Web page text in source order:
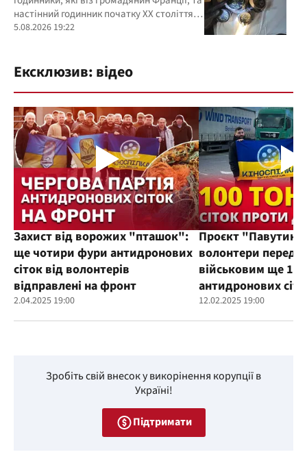
настінний годинник початку ХХ століття,
знайдений в автомобілі українця
5.08.2026 19:22
Ексклюзив: відео
Захист від ворожих "пташок":
ще чотири фури антидронових
сіток від волонтерів
відправлені на фронт
2.04.2025 19:00
Проєкт
волонтери
військовим ще
антидронових
12.02.2025 19:00
Зробіть свій внесок у викорінення корупції в
Україні!
Підтримати